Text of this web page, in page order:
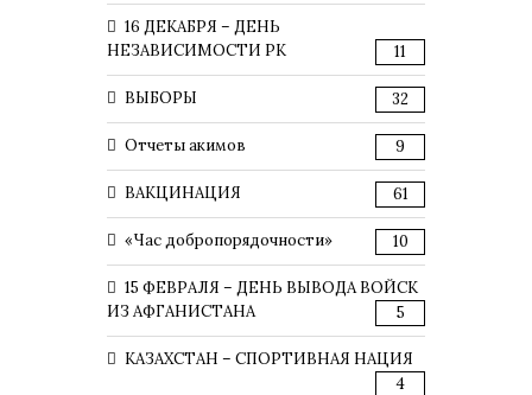
16 ДЕКАБРЯ – ДЕНЬ
НЕЗАВИСИМОСТИ РК
11
ВЫБОРЫ 32
Отчеты акимов 9
ВАКЦИНАЦИЯ 61
«Час добропорядочности» 10
15 ФЕВРАЛЯ – ДЕНЬ ВЫВОДА ВОЙСК
ИЗ АФГАНИСТАНА
5
КАЗАХСТАН – СПОРТИВНАЯ НАЦИЯ
4